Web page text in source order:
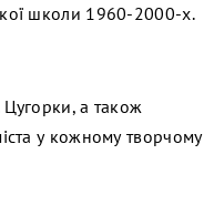
школи 1960-2000-х.
Цугорки, а також
у кожному творчому